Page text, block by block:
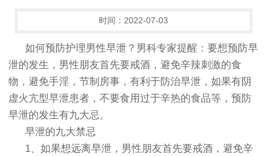
时间：2022-07-03
如何预防护理男性早泄？男科专家提醒：要想预防早
泄的发生，男性朋友首先要戒酒，避免辛辣刺激的食
物，避免手淫，节制房事，有利于防治早泄，如果有阴
虚火亢型早泄患者，不要食用过于辛热的食品等，预防
早泄的发生有九大忌。
早泄的九大禁忌
1、如果想远离早泄，男性朋友首先要戒酒，避免辛